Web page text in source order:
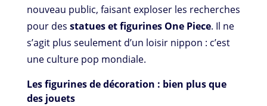
nouveau public, faisant exploser les recherches
pour des statues et figurines One Piece. Il ne
s’agit plus seulement d’un loisir nippon : c’est
une culture pop mondiale.
Les figurines de décoration : bien plus que
des jouets